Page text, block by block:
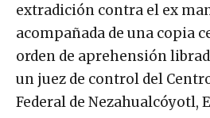
extradición contra el ex
acompañada de una copia
orden de aprehensión
un juez de control del
Federal de Nezahualcóyotl,